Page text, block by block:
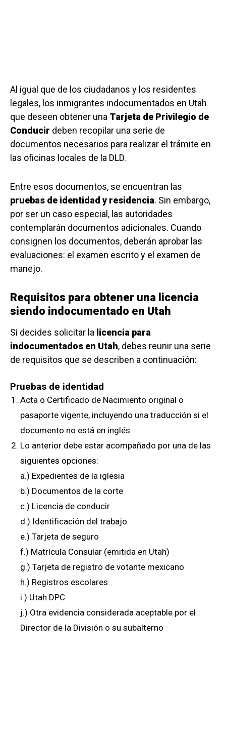
Al igual que de los ciudadanos y los residentes
legales, los inmigrantes indocumentados en Utah
que deseen obtener una Tarjeta de Privilegio de
Conducir deben recopilar una serie de
documentos necesarios para realizar el trámite en
las oficinas locales de la DLD.
Entre esos documentos, se encuentran las
pruebas de identidad y residencia. Sin embargo,
por ser un caso especial, las autoridades
contemplarán documentos adicionales. Cuando
consignen los documentos, deberán aprobar las
evaluaciones: el examen escrito y el examen de
manejo.
Requisitos para obtener una licencia
siendo indocumentado en Utah
Si decides solicitar la licencia para
indocumentados en Utah, debes reunir una serie
de requisitos que se describen a continuación:
Pruebas de identidad
Acta o Certificado de Nacimiento original o
pasaporte vigente, incluyendo una traducción si el
documento no está en inglés.
Lo anterior debe estar acompañado por una de las
siguientes opciones:
a.) Expedientes de la iglesia
b.) Documentos de la corte
c.) Licencia de conducir
d.) Identificación del trabajo
e.) Tarjeta de seguro
f.) Matrícula Consular (emitida en Utah)
g.) Tarjeta de registro de votante mexicano
h.) Registros escolares
i.) Utah DPC
j.) Otra evidencia considerada aceptable por el
Director de la División o su subalterno